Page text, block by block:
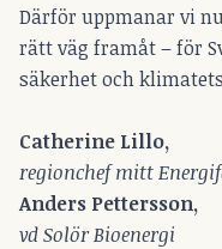
Därför uppmanar vi
rätt väg framåt – för
säkerhet och
Catherine Lillo,
regionchef mitt
Anders Pettersson,
vd Solör Bioenergi